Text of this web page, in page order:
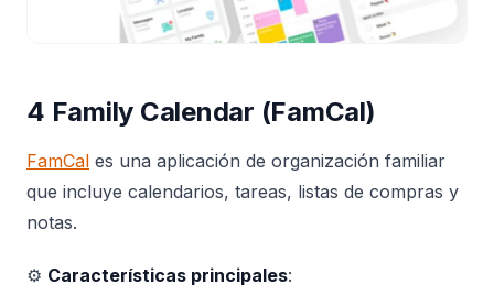
4 Family Calendar (FamCal)
FamCal es una aplicación de organización familiar
que incluye calendarios, tareas, listas de compras y
notas.
⚙️ Características principales: